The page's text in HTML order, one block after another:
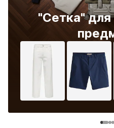
"Сетка" для